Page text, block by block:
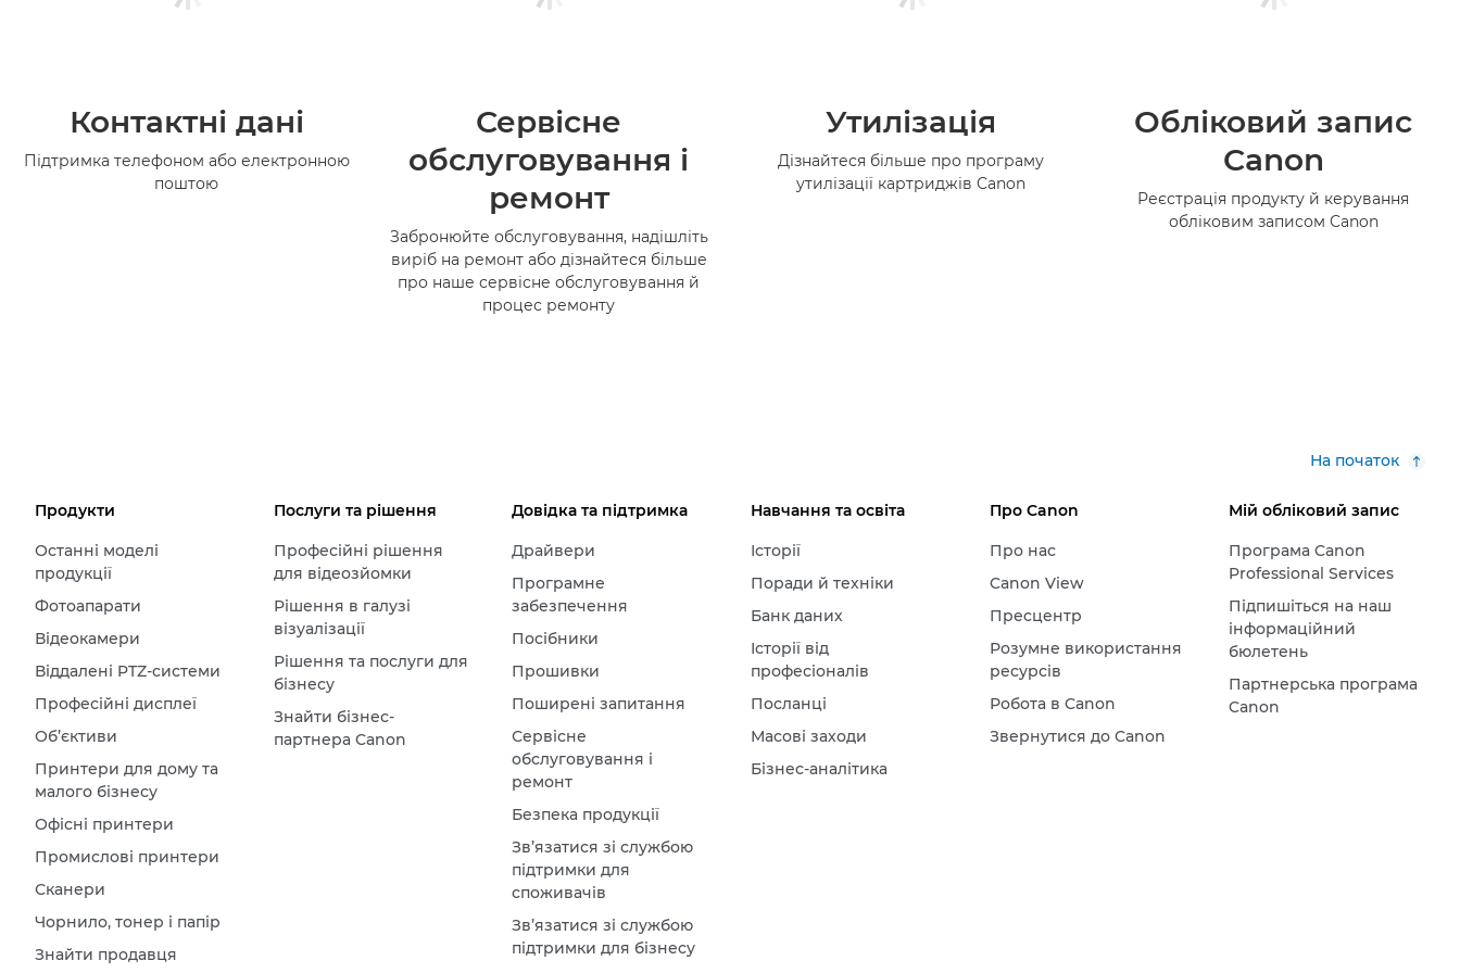
Контактні дані
Підтримка телефоном або електронною
поштою
Сервісне
обслуговування і
ремонт
Забронюйте обслуговування, надішліть
виріб на ремонт або дізнайтеся більше
про наше сервісне обслуговування й
процес ремонту
Утилізація
Дізнайтеся більше про програму
утилізації картриджів Canon
Обліковий запис
Canon
Реєстрація продукту й керування
обліковим записом Canon
На початок
Продукти
Останні моделі
продукції
Фотоапарати
Відеокамери
Віддалені PTZ-системи
Професійні дисплеї
Об’єктиви
Принтери для дому та
малого бізнесу
Офісні принтери
Промислові принтери
Сканери
Чорнило, тонер і папір
Знайти продавця
Послуги та рішення
Професійні рішення
для відеозйомки
Рішення в галузі
візуалізації
Рішення та послуги для
бізнесу
Знайти бізнес-
партнера Canon
Довідка та підтримка
Драйвери
Програмне
забезпечення
Посібники
Прошивки
Поширені запитання
Сервісне
обслуговування і
ремонт
Безпека продукції
Зв’язатися зі службою
підтримки для
споживачів
Зв’язатися зі службою
підтримки для бізнесу
Навчання та освіта
Історії
Поради й техніки
Банк даних
Історії від
професіоналів
Посланці
Масові заходи
Бізнес-аналітика
Про Canon
Про нас
Canon View
Пресцентр
Розумне використання
ресурсів
Робота в Canon
Звернутися до Canon
Мій обліковий запис
Програма Canon
Professional Services
Підпишіться на наш
інформаційний
бюлетень
Партнерська програма
Canon